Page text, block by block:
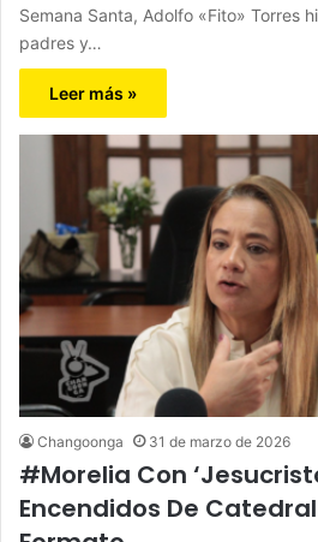
Semana Santa, Adolfo «Fito» Torres
padres y…
Leer más »
Changoonga 31 de marzo de 2026
#Morelia Con
Encendidos De